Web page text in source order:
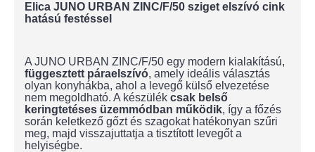
Elica JUNO URBAN ZINC/F/50 sziget elszívó cink
hatású festéssel
A JUNO URBAN ZINC/F/50 egy modern kialakítású,
függesztett páraelszívó, amely ideális választás
olyan konyhákba, ahol a levegő külső elvezetése
nem megoldható. A készülék csak belső
keringtetéses üzemmódban működik, így a főzés
során keletkező gőzt és szagokat hatékonyan szűri
meg, majd visszajuttatja a tisztított levegőt a
helyiségbe.